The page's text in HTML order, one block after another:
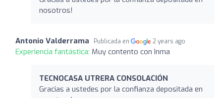
nosotros!
Antonio Valderrama Publicada en 2 years ago
Experiencia fantástica: Muy contento con Inma
TECNOCASA UTRERA CONSOLACIÓN
Gracias a ustedes por la confianza depositada en